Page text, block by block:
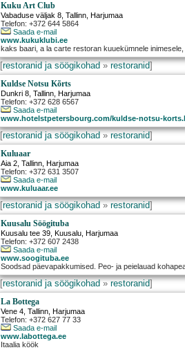
Kuku Art Club
Vabaduse väljak 8 ,Tallinn , Harjumaa
Telefon: +372 644 5864
Saada e-mail
www.kukuklubi.ee
kaks baari, a la carte restoran kuuekümnele
[restoranid ja söögikohad»restoranid]
Kuldse Notsu Kõrts
Dunkri 8 ,Tallinn , Harjumaa
Telefon: +372 628 6567
Saada e-mail
www.hotelstpetersbourg.com/kuldse-notsu-
[restoranid ja söögikohad»restoranid]
Kuluaar
Aia 2 ,Tallinn , Harjumaa
Telefon: +372 631 3507
Saada e-mail
www.kuluaar.ee
[restoranid ja söögikohad»restoranid]
Kuusalu Söögituba
Kuusalu tee 39 Kuusalu , Harjumaa
Telefon: +372 607 2438
Saada e-mail
www.soogituba.ee
Soodsad päevapakkumised. Peo- ja peielauad
[restoranid ja söögikohad»restoranid]
La Bottega
Vene 4 ,Tallinn , Harjumaa
Telefon: +372 627 77 33
Saada e-mail
www.labottega.ee
Itaalia köök